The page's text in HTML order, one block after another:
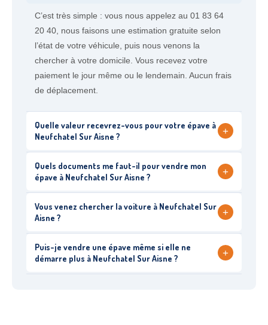
C’est très simple : vous nous appelez au 01 83 64
20 40, nous faisons une estimation gratuite selon
l’état de votre véhicule, puis nous venons la
chercher à votre domicile. Vous recevez votre
paiement le jour même ou le lendemain. Aucun frais
de déplacement.
Quelle valeur recevrez-vous pour votre épave à
Neufchatel Sur Aisne ?
+
Quels documents me faut-il pour vendre mon
épave à Neufchatel Sur Aisne ?
+
Vous venez chercher la voiture à Neufchatel Sur
Aisne ?
+
Puis-je vendre une épave même si elle ne
démarre plus à Neufchatel Sur Aisne ?
+